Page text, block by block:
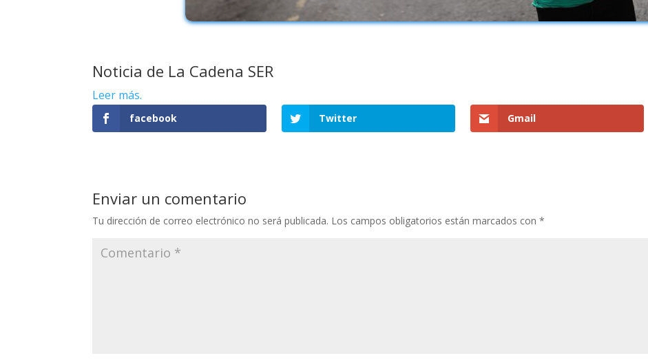
Noticia de La Cadena SER
Leer más.
facebook Twitter Gmail
Enviar un comentario
Tu dirección de correo electrónico no será publicada. Los campos obligatorios están marcados con*